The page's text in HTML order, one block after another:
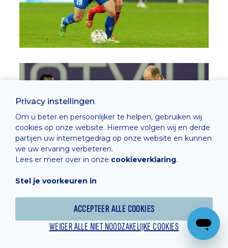
Privacy instellingen
Om u beter en persoonlijker te helpen, gebruiken wij
cookies op onze website. Hiermee volgen wij en derde
partijen uw internetgedrag op onze website en kunnen
we uw ervaring verbeteren.
Lees er meer over in onze cookieverklaring.
Stel je voorkeuren in
ACCEPTEER ALLE COOKIES
WEIGER ALLE NIET NOODZAKELIJKE COOKIES